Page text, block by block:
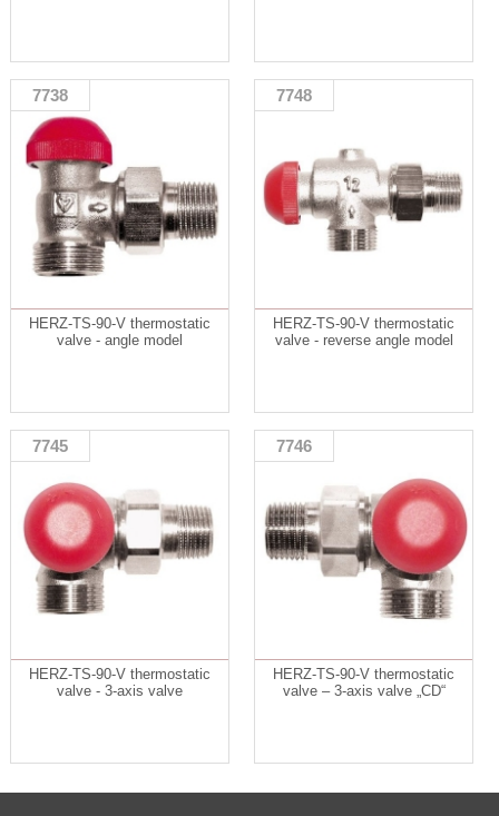
7738
HERZ-TS-90-V thermostatic
valve - angle model
7748
HERZ-TS-90-V thermostatic
valve - reverse angle model
7745
HERZ-TS-90-V thermostatic
valve - 3-axis valve
7746
HERZ-TS-90-V thermostatic
valve – 3-axis valve „CD“